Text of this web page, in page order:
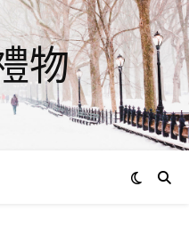
物